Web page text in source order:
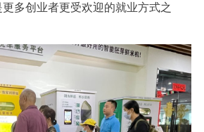
多创业者更受欢迎的就业方式之